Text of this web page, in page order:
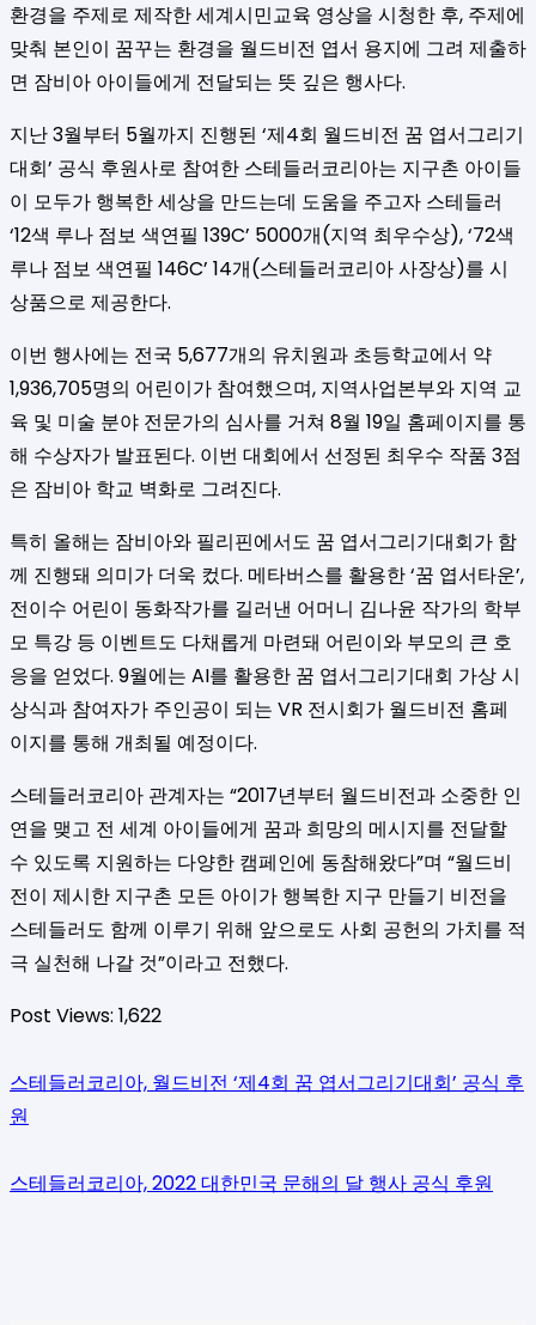
환경을 주제로 제작한 세계시민교육 영상을 시청한 후, 주제에
맞춰 본인이 꿈꾸는 환경을 월드비전 엽서 용지에 그려 제출하
면 잠비아 아이들에게 전달되는 뜻 깊은 행사다.
지난 3월부터 5월까지 진행된 ‘제4회 월드비전 꿈 엽서그리기
대회’ 공식 후원사로 참여한 스테들러코리아는 지구촌 아이들
이 모두가 행복한 세상을 만드는데 도움을 주고자 스테들러
‘12색 루나 점보 색연필 139C’ 5000개(지역 최우수상), ‘72색
루나 점보 색연필 146C’ 14개(스테들러코리아 사장상)를 시
상품으로 제공한다.
이번 행사에는 전국 5,677개의 유치원과 초등학교에서 약
1,936,705명의 어린이가 참여했으며, 지역사업본부와 지역 교
육 및 미술 분야 전문가의 심사를 거쳐 8월 19일 홈페이지를 통
해 수상자가 발표된다. 이번 대회에서 선정된 최우수 작품 3점
은 잠비아 학교 벽화로 그려진다.
특히 올해는 잠비아와 필리핀에서도 꿈 엽서그리기대회가 함
께 진행돼 의미가 더욱 컸다. 메타버스를 활용한 ‘꿈 엽서타운’,
전이수 어린이 동화작가를 길러낸 어머니 김나윤 작가의 학부
모 특강 등 이벤트도 다채롭게 마련돼 어린이와 부모의 큰 호
응을 얻었다. 9월에는 AI를 활용한 꿈 엽서그리기대회 가상 시
상식과 참여자가 주인공이 되는 VR 전시회가 월드비전 홈페
이지를 통해 개최될 예정이다.
스테들러코리아 관계자는 “2017년부터 월드비전과 소중한 인
연을 맺고 전 세계 아이들에게 꿈과 희망의 메시지를 전달할
수 있도록 지원하는 다양한 캠페인에 동참해왔다”며 “월드비
전이 제시한 지구촌 모든 아이가 행복한 지구 만들기 비전을
스테들러도 함께 이루기 위해 앞으로도 사회 공헌의 가치를 적
극 실천해 나갈 것”이라고 전했다.
Post Views: 1,622
스테들러코리아, 월드비전 ‘제4회 꿈 엽서그리기대회’ 공식 후
원
스테들러코리아, 2022 대한민국 문해의 달 행사 공식 후원